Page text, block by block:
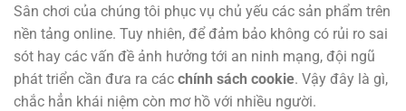
Sân chơi của chúng tôi phục vụ chủ yếu các sản phẩm trên
nền tảng online. Tuy nhiên, để đảm bảo không có rủi ro sai
sót hay các vấn đề ảnh hưởng tới an ninh mạng, đội ngũ
phát triển cần đưa ra các chính sách cookie. Vậy đây là gì,
chắc hẳn khái niệm còn mơ hồ với nhiều người.